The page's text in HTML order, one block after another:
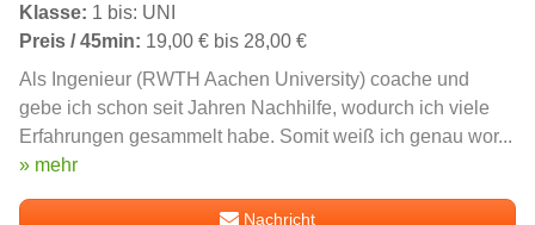
Klasse: 1 bis: UNI
Preis / 45min: 19,00 € bis 28,00 €
Als Ingenieur (RWTH Aachen University) coache und
gebe ich schon seit Jahren Nachhilfe, wodurch ich viele
Erfahrungen gesammelt habe. Somit weiß ich genau wor...
» mehr
Nachricht